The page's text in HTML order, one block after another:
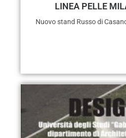
LINEA PELLE
Nuovo stand Russo di